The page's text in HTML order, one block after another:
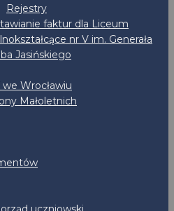
Rejestry
faktur dla Liceum
nr V im. Generała
Jasińskiego
we Wrocławiu
Małoletnich